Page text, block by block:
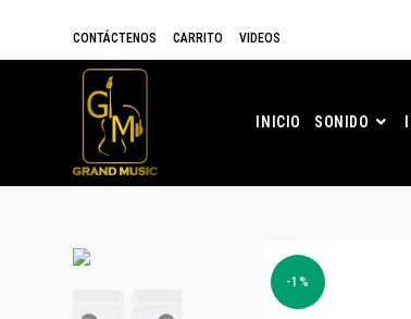
CONTÁCTENOS CARRITO VIDEOS
INICIO SONIDO
-1%